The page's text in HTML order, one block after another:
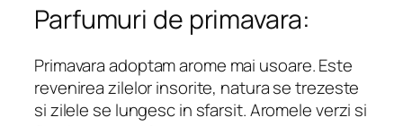
Parfumuri de primavara:
Primavara adoptam arome mai usoare. Este
revenirea zilelor insorite, natura se trezeste
si zilele se lungesc in sfarsit. Aromele verzi si